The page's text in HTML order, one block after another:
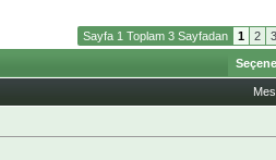
Sayfa 1 Toplam 3 Sayfadan 1 2 3